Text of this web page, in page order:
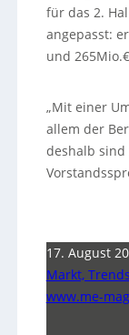
für das 2.
angepasst:
und
„Mit einer
allem der
deshalb sind
17. August
Markt,
www.me-